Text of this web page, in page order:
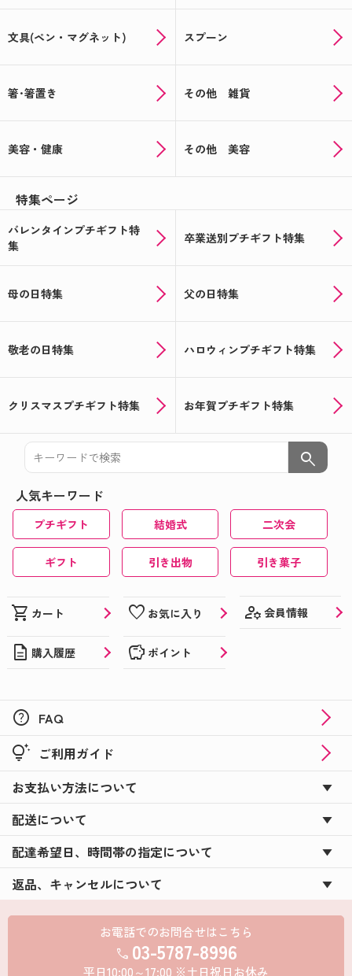
文具(ペン・マグネット) スプーン
箸･箸置き その他 雑貨
美容・健康 その他 美容
特集ページ
バレンタインプチギフト特
集
卒業送別プチギフト特集
母の日特集 父の日特集
敬老の日特集 ハロウィンプチギフト特集
クリスマスプチギフト特集 お年賀プチギフト特集
search
人気キーワード
プチギフト 結婚式 二次会
ギフト 引き出物 引き菓子
shopping_cart カート favorite お気に入り manage_accounts 会員情報
description 購入履歴 savings ポイント
help FAQ
tips_and_updates ご利用ガイド
お支払い方法について
配送について
配達希望日、時間帯の指定について
返品、キャンセルについて
お電話でのお問合せはこちら
call 03-5787-8996
平日10:00～17:00 ※土日祝日お休み